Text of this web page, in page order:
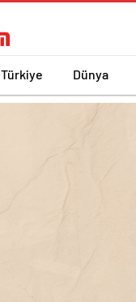
Türkiye Dünya